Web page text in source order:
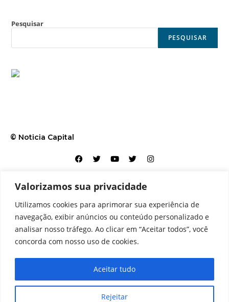
Valorizamos sua privacidade
Utilizamos cookies para aprimorar sua experiência de
navegação, exibir anúncios ou conteúdo personalizado e
analisar nosso tráfego. Ao clicar em “Aceitar todos”, você
concorda com nosso uso de cookies.
Rejeitar
Aceitar tudo
Pesquisar
PESQUISAR
© Noticia Capital
Contato Home Aviso legal Configurações de cookies
Equipe Perfil Política de cookies Serviços